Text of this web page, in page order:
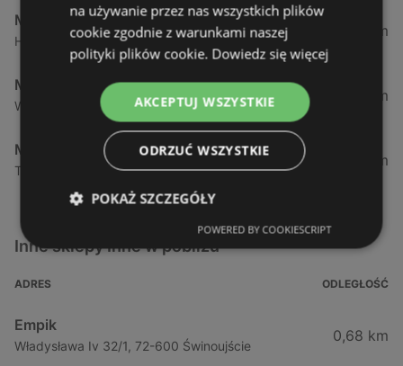
Maxi Zoo
Holenderska 72, 75-430 Koszalin
129,83 km
Maxi Zoo
Walczaka 47, 66-400 Gorzów Wielkopolski
143,61 km
Maxi Zoo
Targowa 7, 66-400 Gorzów Wielkopolski
146,15 km
Inne sklepy Inne w pobliżu
ADRES ODLEGŁOŚĆ
Empik
Władysława Iv 32/1, 72-600 Świnoujście
0,68 km
na używanie przez nas wszystkich plików
cookie zgodnie z warunkami naszej
polityki plików cookie. Dowiedz się więcej
AKCEPTUJ WSZYSTKIE
ODRZUĆ WSZYSTKIE
POKAŻ SZCZEGÓŁY
POWERED BY COOKIESCRIPT